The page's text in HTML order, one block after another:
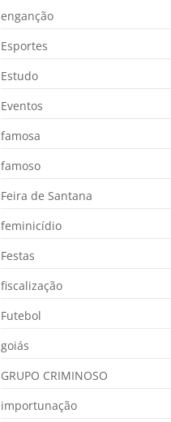
enganção
Esportes
Estudo
Eventos
famosa
famoso
Feira de Santana
feminicídio
Festas
fiscalização
Futebol
goiás
GRUPO CRIMINOSO
importunação